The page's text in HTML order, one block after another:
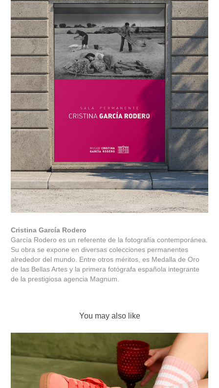
Cristina García Rodero
García Rodero es un referente de la fotografía contemporánea.
Su obra se expone en diversas colecciones permanentes
alrededor del mundo. Entre otros méritos, es Medalla de Oro
de las Bellas Artes y la primera fotógrafa española integrante
de la prestigiosa agencia Magnum.
You may also like